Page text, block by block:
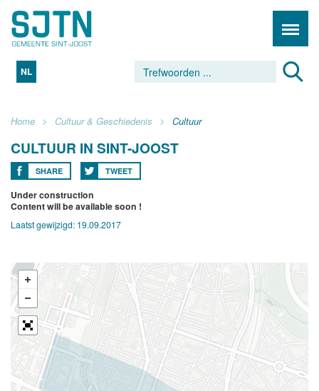
NL
Home Cultuur & Geschiedenis Cultuur
CULTUUR IN SINT-JOOST
SHARE TWEET
Under construction
Content will be available soon !
Laatst gewijzigd: 19.09.2017